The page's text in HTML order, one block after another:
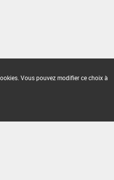
Vous pouvez modifier ce choix à